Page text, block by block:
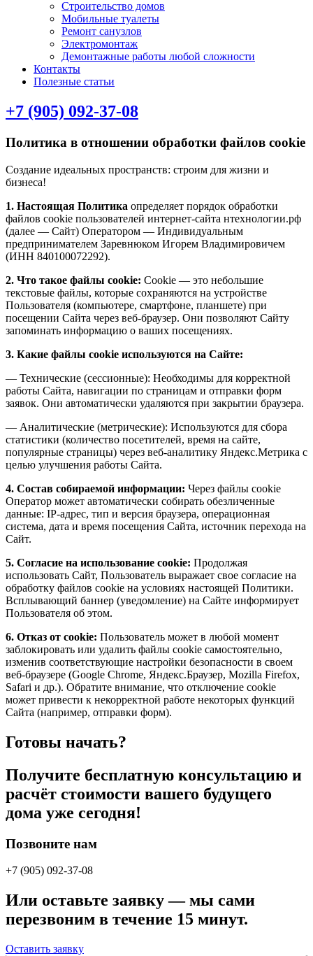
Строительство домов
Мобильные туалеты
Ремонт санузлов
Электромонтаж
Демонтажные работы любой сложности
Контакты
Полезные статьи
+7 (905) 092-37-08
Политика в отношении обработки файлов cookie
Создание идеальных пространств: строим для жизни и
бизнеса!
1. Настоящая Политика определяет порядок обработки
файлов cookie пользователей интернет-сайта нтехнологии.рф
(далее — Сайт) Оператором — Индивидуальным
предпринимателем Заревнюком Игорем Владимировичем
(ИНН 840100072292).
2. Что такое файлы cookie: Cookie — это небольшие
текстовые файлы, которые сохраняются на устройстве
Пользователя (компьютере, смартфоне, планшете) при
посещении Сайта через веб-браузер. Они позволяют Сайту
запоминать информацию о ваших посещениях.
3. Какие файлы cookie используются на Сайте:
— Технические (сессионные): Необходимы для корректной
работы Сайта, навигации по страницам и отправки форм
заявок. Они автоматически удаляются при закрытии браузера.
— Аналитические (метрические): Используются для сбора
статистики (количество посетителей, время на сайте,
популярные страницы) через веб-аналитику Яндекс.Метрика с
целью улучшения работы Сайта.
4. Состав собираемой информации: Через файлы cookie
Оператор может автоматически собирать обезличенные
данные: IP-адрес, тип и версия браузера, операционная
система, дата и время посещения Сайта, источник перехода на
Сайт.
5. Согласие на использование cookie: Продолжая
использовать Сайт, Пользователь выражает свое согласие на
обработку файлов cookie на условиях настоящей Политики.
Всплывающий баннер (уведомление) на Сайте информирует
Пользователя об этом.
6. Отказ от cookie: Пользователь может в любой момент
заблокировать или удалить файлы cookie самостоятельно,
изменив соответствующие настройки безопасности в своем
веб-браузере (Google Chrome, Яндекс.Браузер, Mozilla Firefox,
Safari и др.). Обратите внимание, что отключение cookie
может привести к некорректной работе некоторых функций
Сайта (например, отправки форм).
Готовы начать?
Получите бесплатную консультацию и
расчёт стоимости вашего будущего
дома уже сегодня!
Позвоните нам
+7 (905) 092-37-08
Или оставьте заявку — мы сами
перезвоним в течение 15 минут.
Оставить заявку